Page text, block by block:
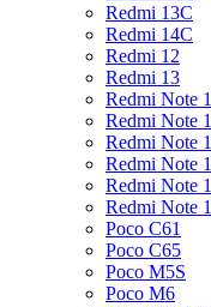
Redmi 13C
Redmi 14C
Redmi 12
Redmi 13
Redmi Note
Redmi Note
Redmi Note
Redmi Note
Redmi Note
Redmi Note
Poco C61
Poco C65
Poco M5S
Poco M6